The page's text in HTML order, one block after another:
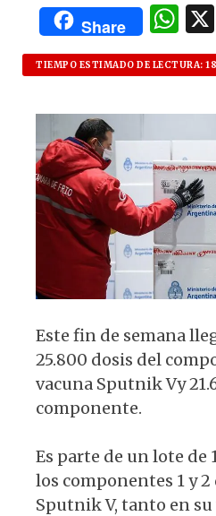
Share
W
h
at
s
A
p
p
TIEMPO ESTIMADO DE LECTURA:
Este fin de semana
25.800 dosis del
vacuna Sputnik Vy
componente.
Es parte de un lote de
los componentes 1 y 2
Sputnik V, tanto en